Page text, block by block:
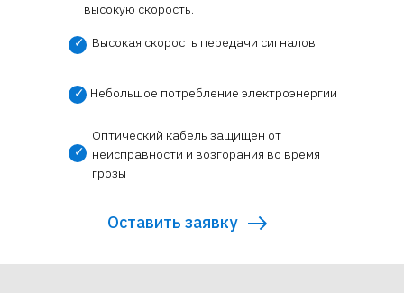
высокую скорость.
Высокая скорость передачи сигналов
Небольшое потребление электроэнергии
Оптический кабель защищен от
неисправности и возгорания во время
грозы
Оставить заявку
✓
✓
✓